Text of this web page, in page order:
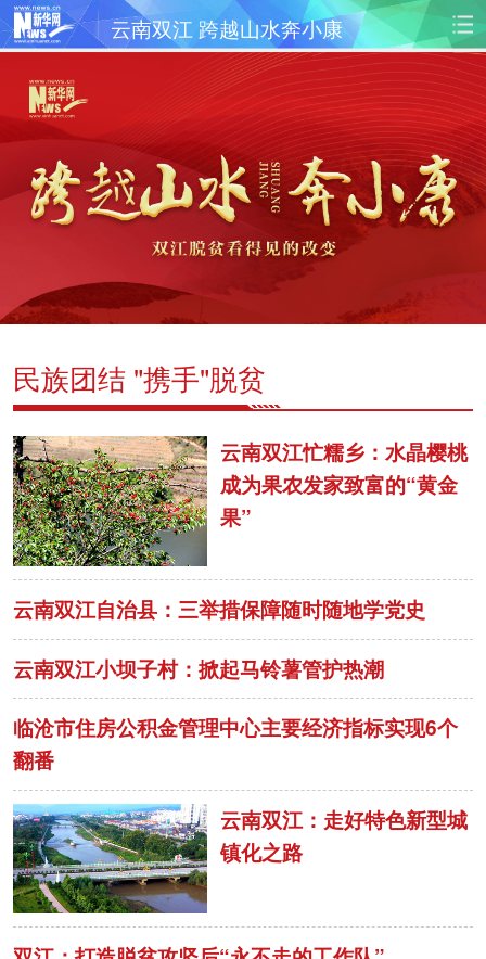
云南双江 跨越山水奔小康
首页 国际 财经
娱乐 体育 人事 教育
时尚 思客 地方 法治
台湾 华人
科技 公司
图片 视频
金融 公益 军事 无人机
富媒体 摄影
新华电视中文 新华电视英文 返回PC
民族团结 "携手"脱贫
云南双江忙糯乡：水晶樱桃
成为果农发家致富的“黄金
果”
云南双江自治县：三举措保障随时随地学党史
云南双江小坝子村：掀起马铃薯管护热潮
临沧市住房公积金管理中心主要经济指标实现6个
翻番
云南双江：走好特色新型城
镇化之路